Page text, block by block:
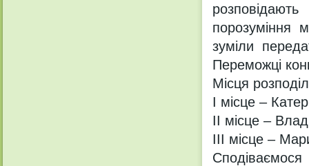
порозуміння
зуміли
Переможці
Місця
І місце –
ІІ місце –
ІІІ місце –